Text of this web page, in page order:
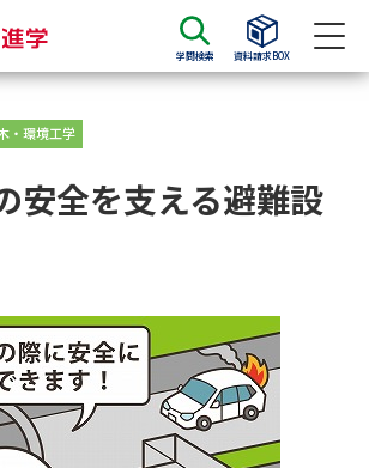
学問検索 資料請求BOX
資料請求
種類から請求
型選抜 募
大学入学共通テスト利用選抜の
募集要項＆願書
・環境工学
安全を支える避難設